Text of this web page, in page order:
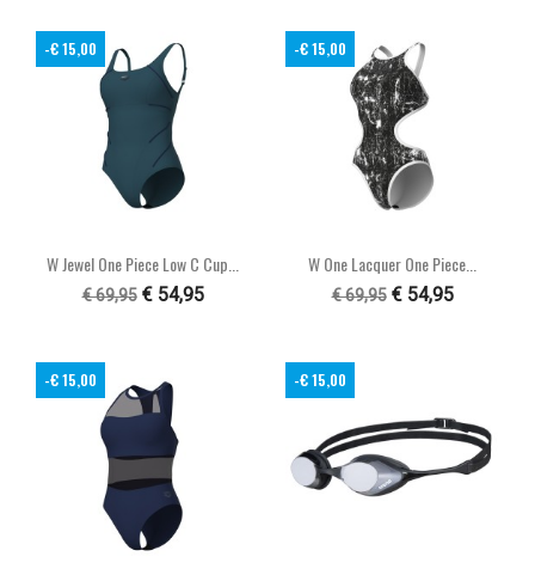
W Jewel One Piece Low C Cup...
€ 69,95 € 54,95
-€ 15,00
W One Lacquer One Piece...
€ 69,95 € 54,95
-€ 15,00
-€ 15,00 -€ 15,00